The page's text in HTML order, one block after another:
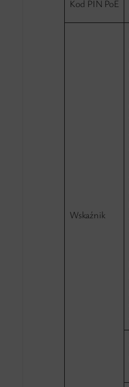
Kod PIN PoE
Wskaźnik